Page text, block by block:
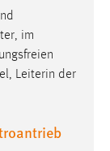
im
Leiterin der
können.